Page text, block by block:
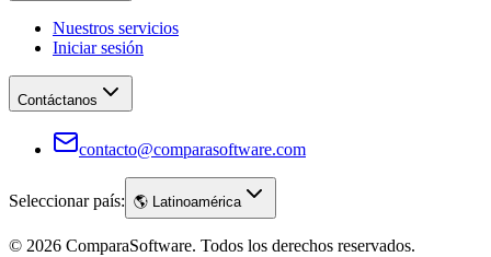
Nuestros servicios
Iniciar sesión
Contáctanos
contacto@comparasoftware.com
Seleccionar país: 🌎 Latinoamérica
© 2026 ComparaSoftware. Todos los derechos reservados.